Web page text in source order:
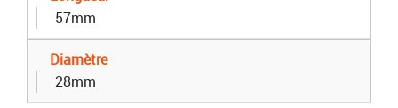
57mm
Diamètre
28mm